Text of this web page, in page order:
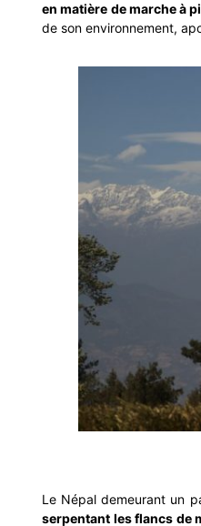
en matière de marche à
de son environnement,
Le Népal demeurant un
serpentant les flancs de